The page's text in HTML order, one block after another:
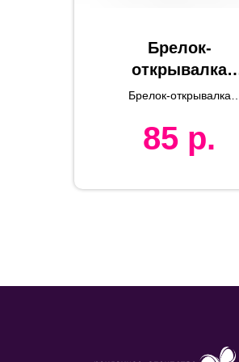
Брелок-
открывалка
"Рудольф", 5,5 x
Брелок-открывалка
85 р.